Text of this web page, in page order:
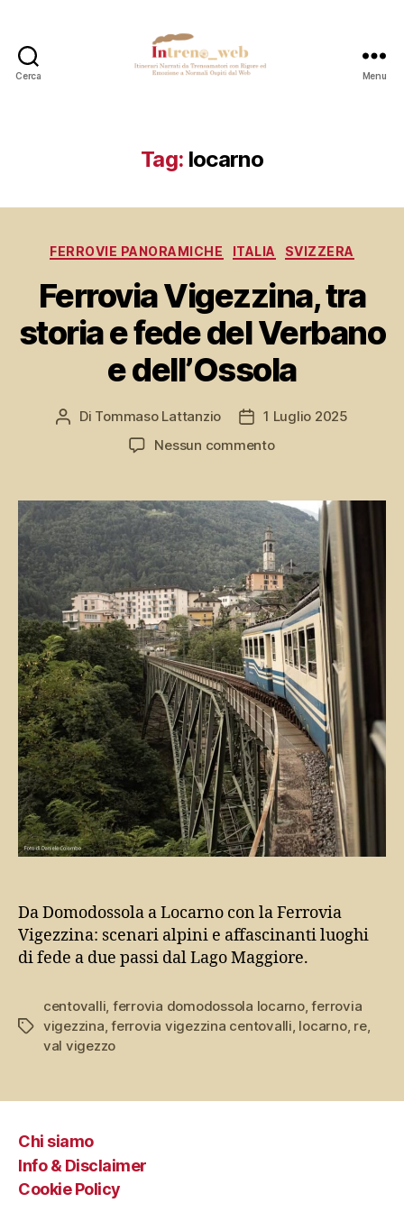
Cerca Menu
Tag: locarno
Categorie
FERROVIE PANORAMICHE ITALIA SVIZZERA
Ferrovia Vigezzina, tra
storia e fede del Verbano
e dell’Ossola
Autore
Di Tommaso Lattanzio
Data
dell'articolo
1 Luglio 2025
Nessun commentosu
tra
storia
e
fede
del
Verbano
e
dell’Ossola
Da Domodossola a Locarno con la Ferrovia
Vigezzina: scenari alpini e affascinanti luoghi
di fede a due passi dal Lago Maggiore.
Tag
centovalli ferrovia domodossola locarno,ferrovia
vigezzina ,ferrovia vigezzina centovalli locarno, re,
val vigezzo
Chi siamo
Info & Disclaimer
Cookie Policy